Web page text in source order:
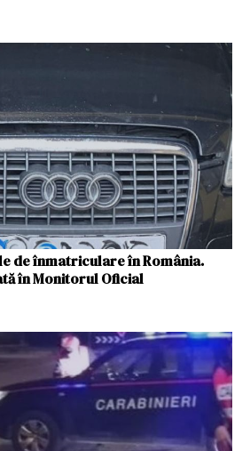
de înmatriculare în România.
în Monitorul Oficial